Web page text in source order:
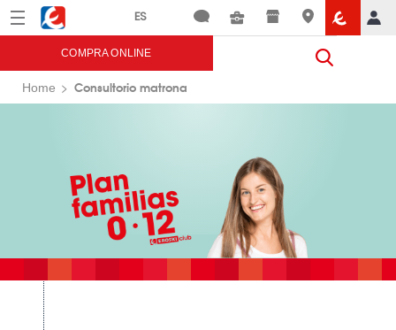
Menú Eroski
COMPRA ONLINE
Home Consultorio matrona